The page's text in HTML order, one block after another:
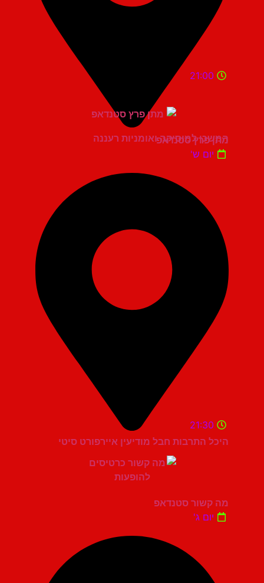
המשכן למוסיקה ואומניות רעננה
21:00
מתן פרץ סטנדאפ
יום ש'
היכל התרבות חבל מודיעין איירפורט סיטי
21:30
מה קשור סטנדאפ
יום ג'